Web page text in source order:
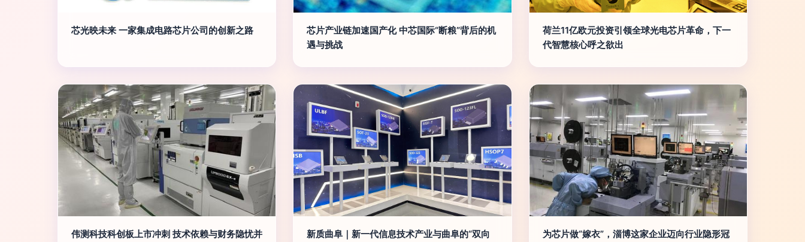
芯光映未来 一家集成电路芯片公司的创新之路
芯片产业链加速国产化 中芯国际“断粮”背后的机
遇与挑战
荷兰11亿欧元投资引领全球光电芯片革命，下一
代智慧核心呼之欲出
伟测科技科创板上市冲刺 技术依赖与财务隐忧并
新质曲阜｜新一代信息技术产业与曲阜的“双向
为芯片做“嫁衣”，淄博这家企业迈向行业隐形冠